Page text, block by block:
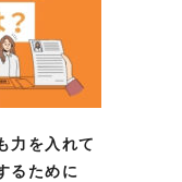
力を入れて
るために